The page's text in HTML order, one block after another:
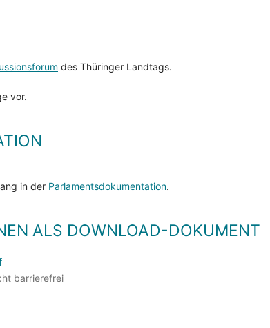
des Thüringer Landtags.
vor.
in der Parlamentsdokumentation.
ALS DOWNLOAD-DOKUMENT
barrierefrei